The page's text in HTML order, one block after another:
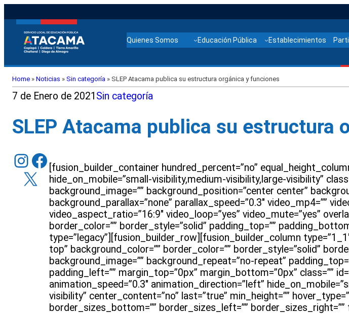
Quienes Somos Educación Pública Establecimientos
Home » Noticias » Sin categoría » SLEP Atacama publica su estructura orgánica y funciones
7 de Enero de 2021 Sin categoría
SLEP Atacama publica su estructura
Instagram Facebook
X
[fusion_builder_container hundred_percent=”no”
hide_on_mobile=”small-visibility,medium-visibility,large-visibility”
background_image=”” background_position=”center center”
background_parallax=”none” parallax_speed=”0.3″ video_mp4=””
video_aspect_ratio=”16:9″ video_loop=”yes” video_mute=”yes”
border_color=”” border_style=”solid” padding_top=””
type=”legacy”][fusion_builder_row][fusion_builder_column
top” background_color=”” border_color=”” border_style=”solid”
background_image=”” background_repeat=”no-repeat”
padding_left=”” margin_top=”0px” margin_bottom=”0px” class=””
animation_speed=”0.3″ animation_direction=”left”
visibility” center_content=”no” last=”true” min_height=””
border_sizes_bottom=”” border_sizes_left=””